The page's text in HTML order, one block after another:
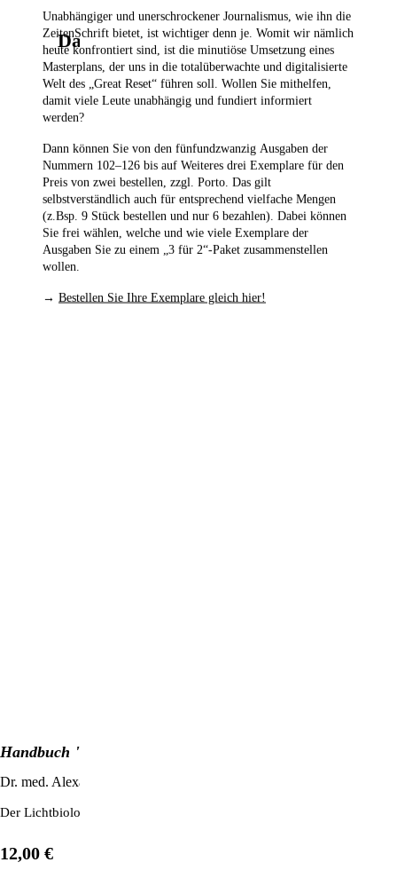
Das könnte Sie auch interessieren
Handbuch "SpektroChrom-Farbbrillen"
Dr. med. Alexander Wunsch
Der Lichtbiologie-Experte hat einen praktischen und leicht
12,00 €
Unabhängiger und unerschrockener Journalismus, wie ihn die
ZeitenSchrift bietet, ist wichtiger denn je. Womit wir nämlich
heute konfrontiert sind, ist die minutiöse Umsetzung eines
Masterplans, der uns in die totalüberwachte und digitalisierte
Welt des „Great Reset“ führen soll. Wollen Sie mithelfen,
damit viele Leute unabhängig und fundiert informiert
werden?
Dann können Sie von den fünfundzwanzig Ausgaben der
Nummern 102–126 bis auf Weiteres drei Exemplare für den
Preis von zwei bestellen, zzgl. Porto. Das gilt
selbstverständlich auch für entsprechend vielfache Mengen
(z.Bsp. 9 Stück bestellen und nur 6 bezahlen). Dabei können
Sie frei wählen, welche und wie viele Exemplare der
Ausgaben Sie zu einem „3 für 2“-Paket zusammenstellen
wollen.
→ Bestellen Sie Ihre Exemplare gleich hier!